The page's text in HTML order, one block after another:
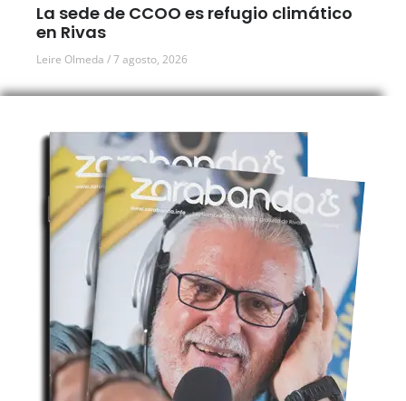
La sede de CCOO es refugio climático
en Rivas
Leire Olmeda 7 agosto, 2026